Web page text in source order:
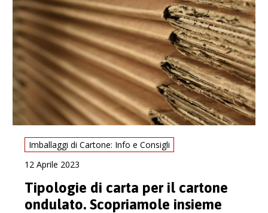
Imballaggi di Cartone: Info e Consigli
12 Aprile 2023
Tipologie di carta per il cartone
ondulato. Scopriamole insieme